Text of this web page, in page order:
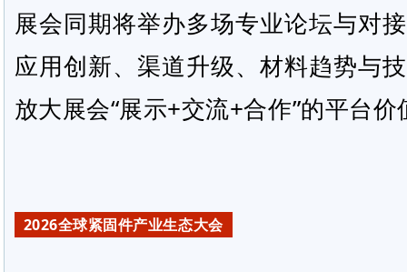
展会同期将举办多场专业论坛与对
应用创新、渠道升级、材料趋势与
放大展会“展示+交流+合作”的平台价
2026全球紧固件产业生态大会